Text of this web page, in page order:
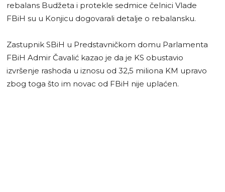
rebalans Budžeta i protekle sedmice čelnici Vlade
FBiH su u Konjicu dogovarali detalje o rebalansku.
Zastupnik SBiH u Predstavničkom domu Parlamenta
FBiH Admir Čavalić kazao je da je KS obustavio
izvršenje rashoda u iznosu od 32,5 miliona KM upravo
zbog toga što im novac od FBiH nije uplaćen.